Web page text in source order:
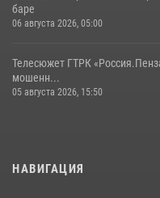
баре
06 августа 2026, 05:00
Телесюжет ГТРК
мошенн...
05 августа 2026, 15:50
НАВИГАЦИЯ